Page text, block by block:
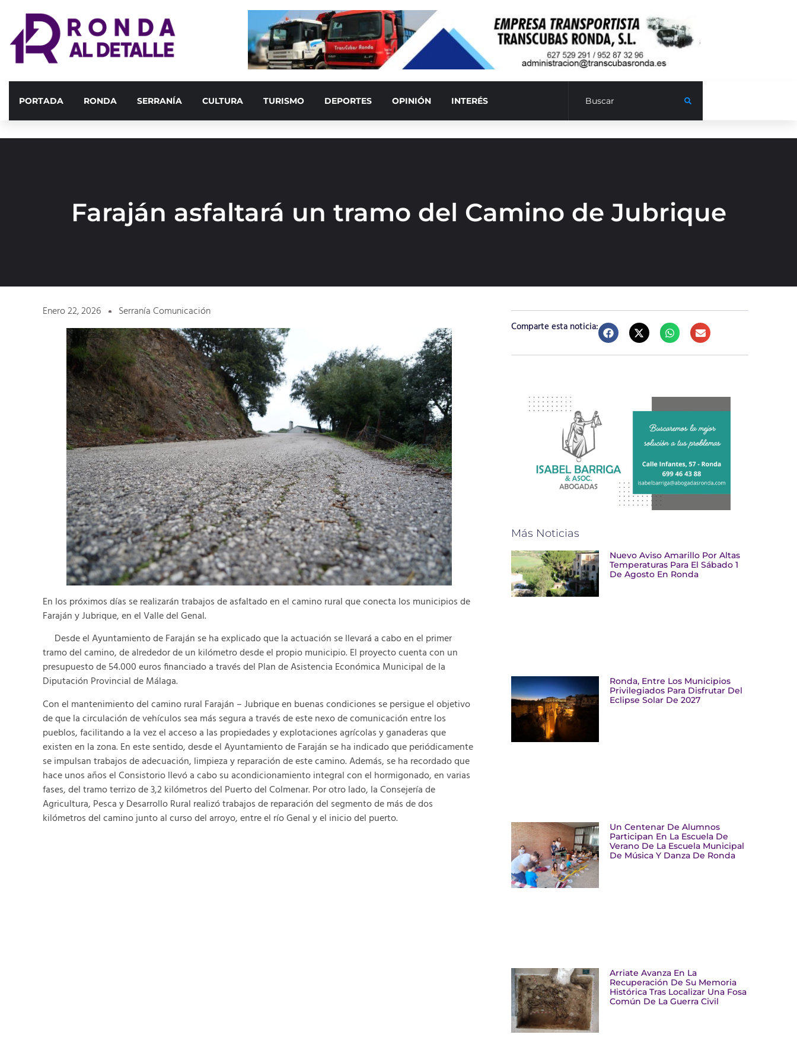
PORTADA RONDA SERRANÍA CULTURA TURISMO DEPORTES OPINIÓN INTERÉS
Faraján asfaltará un tramo del Camino de Jubrique
Enero 22, 2026 Serranía Comunicación
En los próximos días se realizarán trabajos de asfaltado en el camino rural que conecta los municipios de
Faraján y Jubrique, en el Valle del Genal.
Desde el Ayuntamiento de Faraján se ha explicado que la actuación se llevará a cabo en el primer
tramo del camino, de alrededor de un kilómetro desde el propio municipio. El proyecto cuenta con un
presupuesto de 54.000 euros financiado a través del Plan de Asistencia Económica Municipal de la
Diputación Provincial de Málaga.
Con el mantenimiento del camino rural Faraján – Jubrique en buenas condiciones se persigue el objetivo
de que la circulación de vehículos sea más segura a través de este nexo de comunicación entre los
pueblos, facilitando a la vez el acceso a las propiedades y explotaciones agrícolas y ganaderas que
existen en la zona. En este sentido, desde el Ayuntamiento de Faraján se ha indicado que periódicamente
se impulsan trabajos de adecuación, limpieza y reparación de este camino. Además, se ha recordado que
hace unos años el Consistorio llevó a cabo su acondicionamiento integral con el hormigonado, en varias
fases, del tramo terrizo de 3,2 kilómetros del Puerto del Colmenar. Por otro lado, la Consejería de
Agricultura, Pesca y Desarrollo Rural realizó trabajos de reparación del segmento de más de dos
kilómetros del camino junto al curso del arroyo, entre el río Genal y el inicio del puerto.
Comparte esta noticia:
Más Noticias
Nuevo Aviso Amarillo Por Altas
Temperaturas Para El Sábado 1
De Agosto En Ronda
Ronda, Entre Los Municipios
Privilegiados Para Disfrutar Del
Eclipse Solar De 2027
Un Centenar De Alumnos
Participan En La Escuela De
Verano De La Escuela Municipal
De Música Y Danza De Ronda
Arriate Avanza En La
Recuperación De Su Memoria
Histórica Tras Localizar Una Fosa
Común De La Guerra Civil